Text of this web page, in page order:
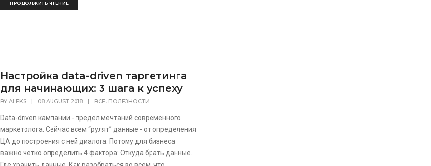
ПРОДОЛЖИТЬ ЧТЕНИЕ
Настройка data-driven таргетинга
для начинающих: 3 шага к успеху
BYALEKS | 08 AUGUST 2018 | ВСЕ, ПОЛЕЗНОСТИ
Data-driven кампании - предел мечтаний современного
маркетолога. Сейчас всем “рулят” данные - от определения
ЦА до построения с ней диалога. Потому для бизнеса
важно четко определить 4 фактора: Откуда брать данные.